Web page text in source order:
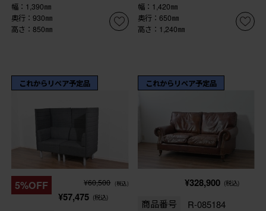
幅：1,390㎜
奥行：930㎜
高さ：850㎜
幅：1,420㎜
奥行：650㎜
高さ：1,240㎜
これからリペア予定品
5%OFF ¥60,500 (税込)
¥57,475 (税込)
これからリペア予定品
¥328,900 (税込)
商品番号 R-085184